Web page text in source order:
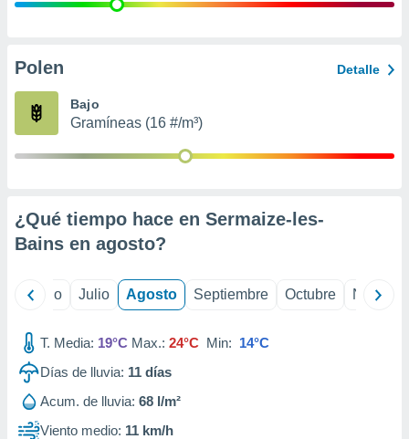
e
publicidad
Polen Detalle
Bajo
Gramíneas (16 #/m³)
¿Qué tiempo hace en Sermaize-les-
Bains en agosto?
Junio Julio Agosto Septiembre Octubre
T. Media: 19°C Max.: 24°C Min: 14°C
Días de lluvia: 11 días
Acum. de lluvia: 68 l/m²
Viento medio: 11 km/h